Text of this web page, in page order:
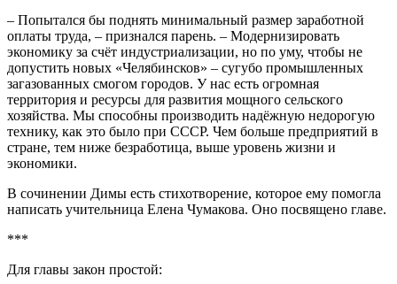
– Попытался бы поднять минимальный размер заработной
оплаты труда, – признался парень. – Модернизировать
экономику за счёт индустриализации, но по уму, чтобы не
допустить новых «Челябинсков» – сугубо промышленных
загазованных смогом городов. У нас есть огромная
территория и ресурсы для развития мощного сельского
хозяйства. Мы способны производить надёжную недорогую
технику, как это было при СССР. Чем больше предприятий в
стране, тем ниже безработица, выше уровень жизни и
экономики.
В сочинении Димы есть стихотворение, которое ему помогла
написать учительница Елена Чумакова. Оно посвящено главе.
***
Для главы закон простой: